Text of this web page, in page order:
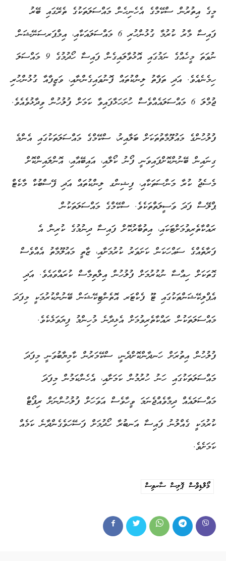
މީގެ އިތުރުން ސްކޭމްގެ އެހެނިހެން މައްސަލަތަކުގެ ތެރޭގައި ބޭރު
ފައިސާ މާރު ކުރުމާ ގުޅުންހުރި 6 މައްސަލައަކާއި، އިމްޕަރސަނޭޝަން
ނުވަތަ މީހެއްގެ ނަމުގައި އޮޅުވާލައިގެން ފައިސާ ހޯދުމުގެ 9 މައްސަލަ
ހިމެނެއެވެ. އަދި ތަފާތު ލިންކުތައް ފޮނުވައިގެންނާއި، ވަޒީފާއާ ގުޅުންހުރި
ޖުމްލަ 6 މައްސަލައެއްވެސް ހުށަހަޅާފައިވާ ކަމަށް ފުލުހުން ވިދާޅުވެއެވެ.
ފުލުހުންގެ މައުލޫމާތުތަކަށް ބަލާއިރު، ސްކޭމްގެ މައްސަލަތަކުގައި އެންމެ
ގިނައިން ބޭނުންކޮށްފައިވަނީ ފޯނު ކޯލާއި، އައިބޭއާއި، އޮންލައިންކޮށް
މެސެޖު ކުރާ މަންސަތަކާއި، ފިޝިންގ ލިންކުތައް އަދި ފޭސްބުކް މާކެޓް
ޕްލޭސް ފަދަ ވަސީލަތްތަކެވެ. ސްކޭމްގެ މައްސަލަތަކުން
ރައްކާތެރިވުމަށްޓަކައި، އިތުބާރުކޮށް ފައިސާ ދިނުމުގެ ކުރިން އެ
ފަރާތެއްގެ ސައްހަކަން ކަށަވަރު ކުރުމަށާއި، ޒާތީ މައުލޫމާތު އެއްވެސް
ގޮތަކަށް ހިއްސާ ނުކުރުމަށް ފުލުހުން އިލްތިމާސް ކުރައްވައެވެ. އަދި
އެޕްލިކޭޝަންތަކުގައި ޓޫ ފެކްޓަރ އޮތެންޓިކޭޝަން ބޭނުންކުރުމަކީ މިފަދަ
މައްސަލަތަކުން ރައްކާތެރިވުމަށް އެޅިދާނެ މުހިންމު ފިޔަވަޅެކެވެ.
ފުލުހުން އިތުރަށް ހަނދާންކޮށްދެނީ، ސްކޭމަރުން ކާމިޔާބުވަނީ މިފަދަ
މައްސަލަތަކުގައި ހަނު ހުރުމުން ކަމަށާއި، އެހެންކަމުން މިފަދަ
މައްސަލައެއް ދިމާވެއްޖެނަމަ ވީހާވެސް އަވަހަށް ފުލުހުންނަށް ރިޕޯޓް
ކުރުމަކީ ގެއްލުނު ފައިސާ އަނބުރާ ހޯދުމަށް ފަސޭހަވެގެންދާނެ ކަމެއް
ކަމަށެވެ.
މޯލްޑިވްސް ޕޮލިސް ސާރވިސް